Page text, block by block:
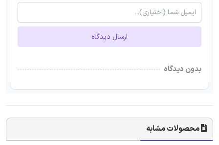
ارسال دیدگاه
بدون دیدگاه
محصولات مشابه